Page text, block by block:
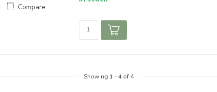
Compare
Showing 1 -4of 4